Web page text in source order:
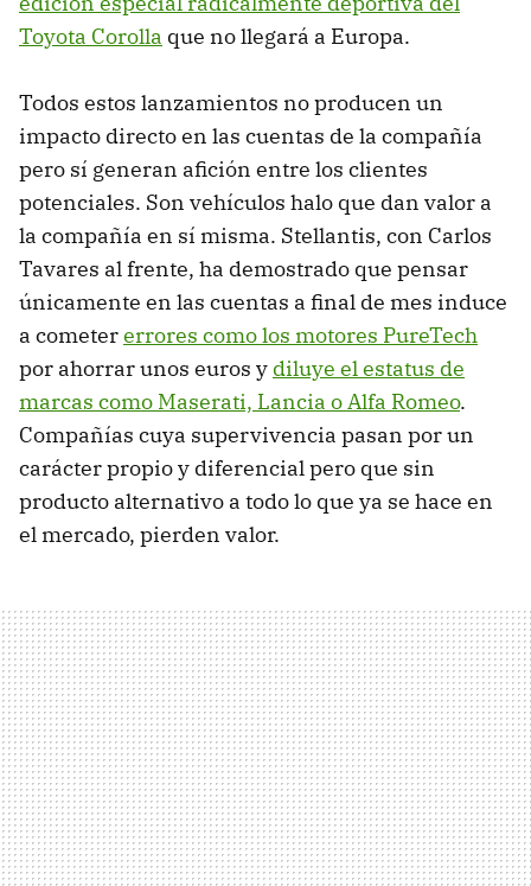
Toyota Corolla que no llegará a Europa.
Todos estos lanzamientos no producen un
impacto directo en las cuentas de la compañía
pero sí generan afición entre los clientes
potenciales. Son vehículos halo que dan valor a
la compañía en sí misma. Stellantis, con Carlos
Tavares al frente, ha demostrado que pensar
únicamente en las cuentas a final de mes induce
a cometererrores como los motores PureTech
por ahorrar unos euros y diluye el estatus de
marcas como Maserati, Lancia o Alfa Romeo.
Compañías cuya supervivencia pasan por un
carácter propio y diferencial pero que sin
producto alternativo a todo lo que ya se hace en
el mercado, pierden valor.